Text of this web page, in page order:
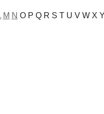
M N O P Q R S T U V W X Y